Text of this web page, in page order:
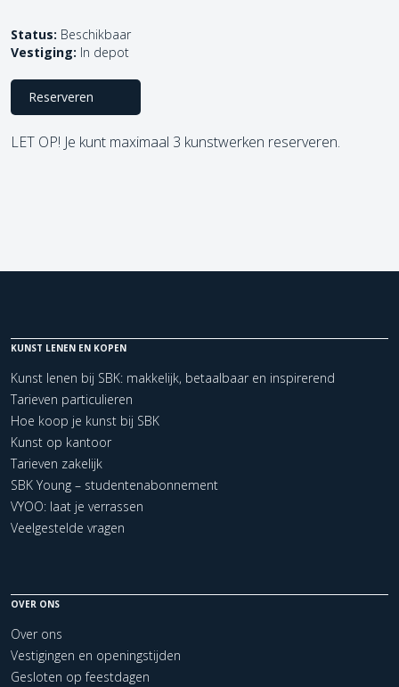
Status: Beschikbaar
Vestiging: In depot
Reserveren
LET OP! Je kunt maximaal 3 kunstwerken reserveren.
KUNST LENEN EN KOPEN
Kunst lenen bij SBK: makkelijk, betaalbaar en inspirerend
Tarieven particulieren
Hoe koop je kunst bij SBK
Kunst op kantoor
Tarieven zakelijk
SBK Young – studentenabonnement
VYOO: laat je verrassen
Veelgestelde vragen
OVER ONS
Over ons
Vestigingen en openingstijden
Gesloten op feestdagen